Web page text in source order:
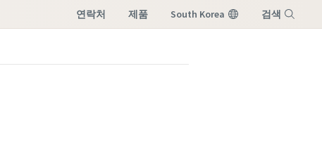
연락처 제품 South Korea 검색